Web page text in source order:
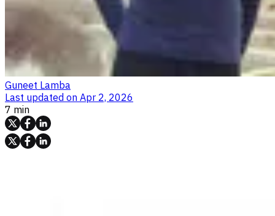
Guneet Lamba
Last updated on Apr 2, 2026
7 min